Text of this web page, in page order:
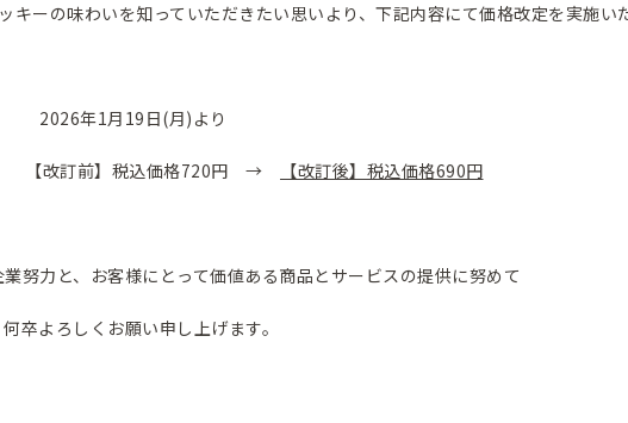
キーの味わいを知っていただきたい思いより、下記内容にて価格改定を実施い
年1月19日(月)より
【改訂前】税込価格720円 → 【改訂後】税込価格690円
努力と、お客様にとって価値ある商品とサービスの提供に努めて
卒よろしくお願い申し上げます。